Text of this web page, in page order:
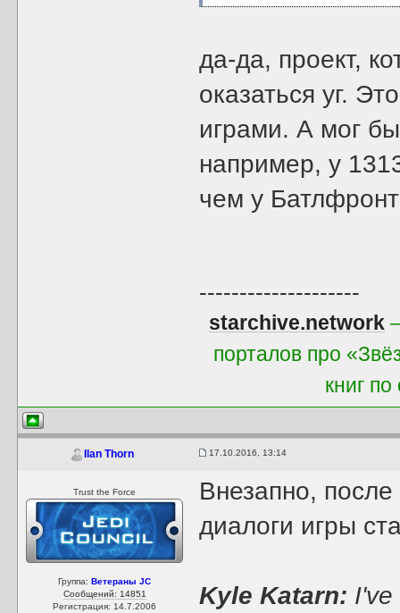
да-да, проект,
оказаться уг.
играми. А мог
например, у
чем у
--------------------
starchive.network
порталов про
книг
Ilan Thorn 17.10.2016, 13:14
Trust the Force
Группа:Ветераны JC
Сообщений: 14851
Регистрация: 14.7.2006
Внезапно,
диалоги игры
Kyle Katarn: I've